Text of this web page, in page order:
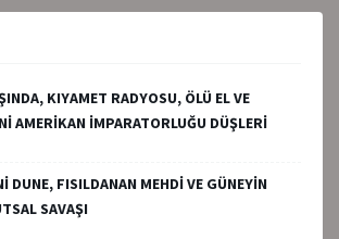
KIYAMET RADYOSU, ÖLÜ EL VE
AMERİKAN İMPARATORLUĞU DÜŞLERİ
DUNE, FISILDANAN MEHDİ VE GÜNEYİN
SAVAŞI